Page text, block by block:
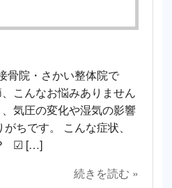
骨院・さかい整体院で
こんなお悩みありません
気圧の変化や湿気の影響
ちです。 こんな症状、
☑ […]
続きを読む »